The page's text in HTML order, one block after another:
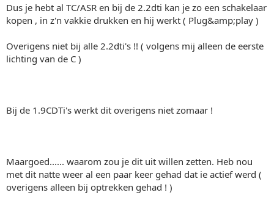
Dus je hebt al TC/ASR en bij de 2.2dti kan je zo een schakelaar
kopen , in z'n vakkie drukken en hij werkt ( Plug&amp;play )
Overigens niet bij alle 2.2dti's !! ( volgens mij alleen de eerste
lichting van de C )
Bij de 1.9CDTi's werkt dit overigens niet zomaar !
Maargoed...... waarom zou je dit uit willen zetten. Heb nou
met dit natte weer al een paar keer gehad dat ie actief werd (
overigens alleen bij optrekken gehad ! )